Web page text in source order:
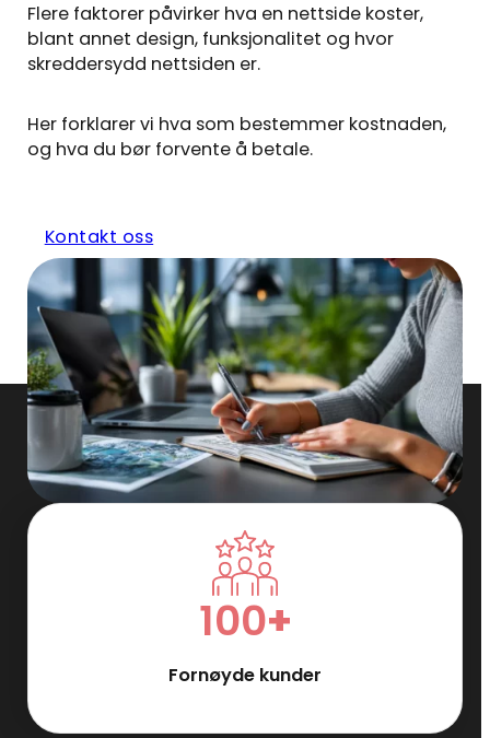
Flere faktorer påvirker hva en nettside koster,
blant annet design, funksjonalitet og hvor
skreddersydd nettsiden er.
Her forklarer vi hva som bestemmer kostnaden,
og hva du bør forvente å betale.
Kontakt oss
100+
Fornøyde kunder